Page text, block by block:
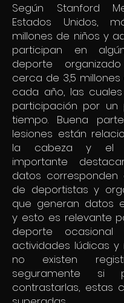
Según Stanford
Estados Unidos,
millones de niños y
participan en
deporte
cerca de 3,5 millones
cada año, las
participación por un
tiempo. Buena
lesiones están
la cabeza y el
importante
datos
de deportistas y
que generan datos
y esto es relevante
deporte
actividades lúdicas y
no existen
seguramente si
contrastarlas, estas